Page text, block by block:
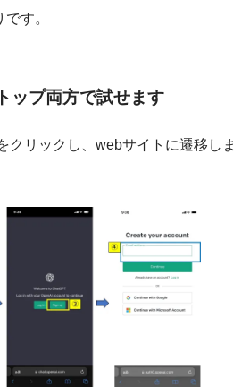
す。
ップ両方で試せます
クリックし、webサイトに遷移しま